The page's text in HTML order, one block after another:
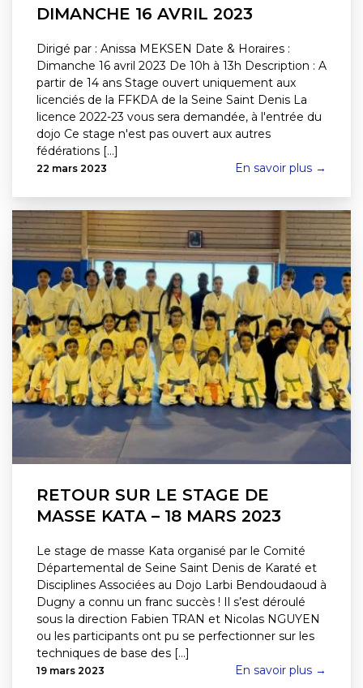
DIMANCHE 16 AVRIL 2023
Dirigé par : Anissa MEKSEN Date & Horaires :
Dimanche 16 avril 2023 De 10h à 13h Description : A
partir de 14 ans Stage ouvert uniquement aux
licenciés de la FFKDA de la Seine Saint Denis La
licence 2022-23 vous sera demandée, à l'entrée du
dojo Ce stage n'est pas ouvert aux autres
fédérations [...]
22 mars 2023 En savoir plus →
RETOUR SUR LE STAGE DE
MASSE KATA – 18 MARS 2023
Le stage de masse Kata organisé par le Comité
Départemental de Seine Saint Denis de Karaté et
Disciplines Associées au Dojo Larbi Bendoudaoud à
Dugny a connu un franc succès ! Il s’est déroulé
sous la direction Fabien TRAN et Nicolas NGUYEN
ou les participants ont pu se perfectionner sur les
techniques de base des [...]
19 mars 2023 En savoir plus →